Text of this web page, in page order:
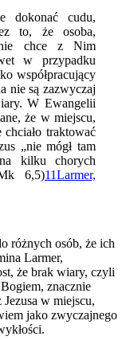
dokonać cudu,
to, że osoba,
chce z Nim
w przypadku
współpracujący
nie są zazwyczaj
W Ewangelii
że w miejscu,
chciało traktować
„nie mógł tam
kilku chorych
6,5)11Larmer,
różnych osób, że ich
Larmer,
że brak wiary, czyli
znacznie
w miejscu,
jako zwyczajnego